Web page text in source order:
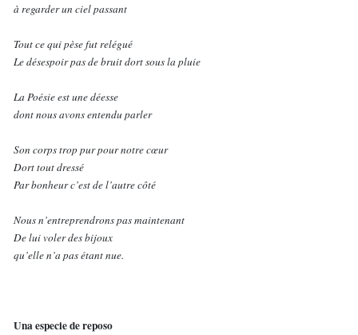
à regarder un ciel passant
Tout ce qui pèse fut relégué
Le désespoir pas de bruit dort sous la pluie
La Poésieest une déesse
dont nous avons entendu parler
Son corps trop pur pour notre cœur
Dort tout dressé
Par bonheur c’est de l’autre côté
Nous n’entreprendrons pas maintenant
De lui voler des bijoux
qu’elle n’a pas étant nue.
Una especie de reposo